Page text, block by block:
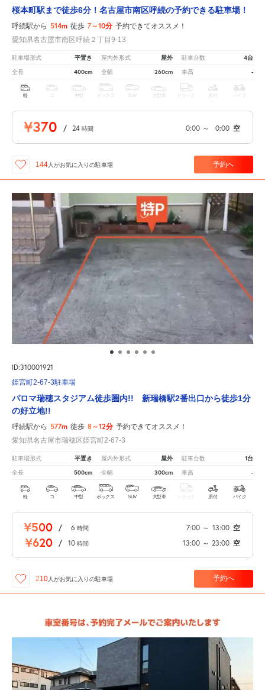
桜本町駅まで徒歩6分！名古屋市南区呼続の予約できる駐車場！
呼続駅から 514m 徒歩 7～10分 予約できてオススメ！
愛知県名古屋市南区呼続２丁目9-13
駐車場形式 平置き 屋内外形式 屋外 駐車台数 4台
全長 400cm 全幅 260cm 車高 -
軽 中型 ボックス SUV 大型車 トラック 原付 バイク
¥370 / 24 時間 0:00 ～ 0:00 空
144 人がお気に入りの駐車場 予約へ
ID:310001921
姫宮町2-67-3駐車場
パロマ瑞穂スタジアム徒歩圏内!! 新瑞橋駅2番出口から徒歩1分
の好立地!!
呼続駅から 577m 徒歩 8～12分 予約できてオススメ！
愛知県名古屋市瑞穂区姫宮町2-67-3
駐車場形式 平置き 屋内外形式 屋外 駐車台数 1台
全長 500cm 全幅 300cm 車高 -
軽 コ 中型 ボックス SUV 大型車 トラック 原付 バイク
¥500 / 6 時間 7:00 ～ 13:00 空
¥620 / 10 時間 13:00 ～ 23:00 空
210 人がお気に入りの駐車場 予約へ